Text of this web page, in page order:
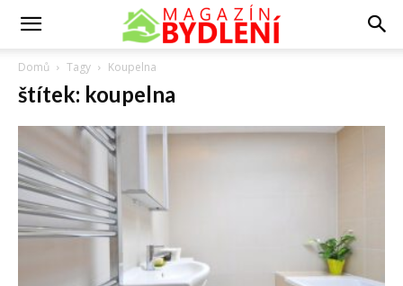
Domů Tagy Koupelna
štítek: koupelna